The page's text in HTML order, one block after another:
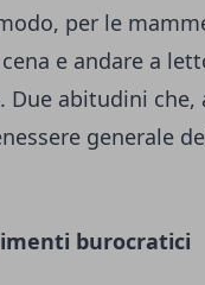
per le
e andare a
abitudini che,
generale
burocratici